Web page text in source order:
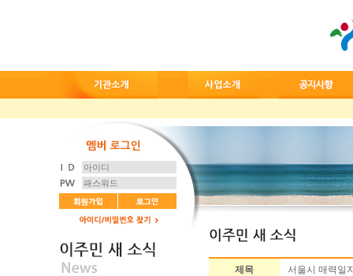
제목 서울시 매력일